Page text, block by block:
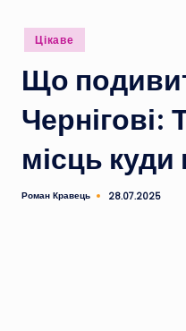
Опубліковано
у
Цікаве
Що
Чернігові:
місць куди
Опубліковано
Роман Кравець 28.07.2025